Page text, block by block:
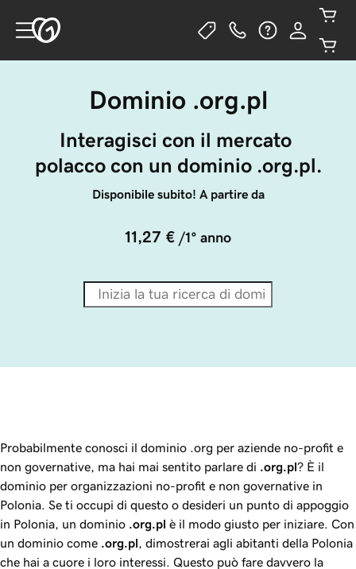
Dominio .org.pl
Interagisci con il mercato
polacco con un dominio .org.pl.
Disponibile subito! A partire da
11,27 € /1° anno
Probabilmente conosci il dominio .org per aziende no-profit e
non governative, ma hai mai sentito parlare di .org.pl? È il
dominio per organizzazioni no-profit e non governative in
Polonia. Se ti occupi di questo o desideri un punto di appoggio
in Polonia, un dominio .org.pl è il modo giusto per iniziare. Con
un dominio come .org.pl , dimostrerai agli abitanti della Polonia
che hai a cuore i loro interessi. Questo può fare davvero la